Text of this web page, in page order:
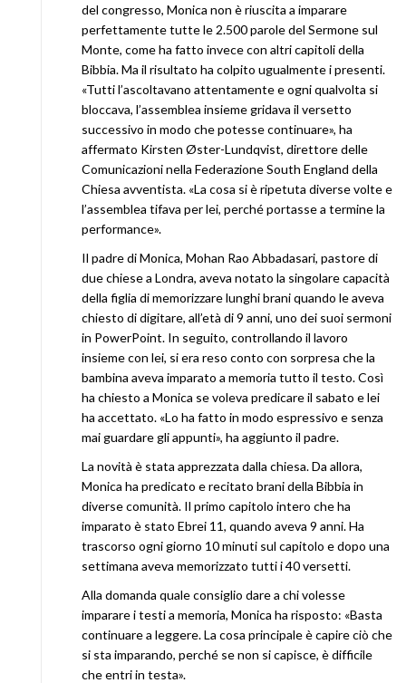
del congresso, Monica non è riuscita a imparare
perfettamente tutte le 2.500 parole del Sermone sul
Monte, come ha fatto invece con altri capitoli della
Bibbia. Ma il risultato ha colpito ugualmente i presenti.
«Tutti l’ascoltavano attentamente e ogni qualvolta si
bloccava, l’assemblea insieme gridava il versetto
successivo in modo che potesse continuare», ha
affermato Kirsten Øster-Lundqvist, direttore delle
Comunicazioni nella Federazione South England della
Chiesa avventista. «La cosa si è ripetuta diverse volte e
l’assemblea tifava per lei, perché portasse a termine la
performance».
Il padre di Monica, Mohan Rao Abbadasari, pastore di
due chiese a Londra, aveva notato la singolare capacità
della figlia di memorizzare lunghi brani quando le aveva
chiesto di digitare, all’età di 9 anni, uno dei suoi sermoni
in PowerPoint. In seguito, controllando il lavoro
insieme con lei, si era reso conto con sorpresa che la
bambina aveva imparato a memoria tutto il testo. Così
ha chiesto a Monica se voleva predicare il sabato e lei
ha accettato. «Lo ha fatto in modo espressivo e senza
mai guardare gli appunti», ha aggiunto il padre.
La novità è stata apprezzata dalla chiesa. Da allora,
Monica ha predicato e recitato brani della Bibbia in
diverse comunità. Il primo capitolo intero che ha
imparato è stato Ebrei 11, quando aveva 9 anni. Ha
trascorso ogni giorno 10 minuti sul capitolo e dopo una
settimana aveva memorizzato tutti i 40 versetti.
Alla domanda quale consiglio dare a chi volesse
imparare i testi a memoria, Monica ha risposto: «Basta
continuare a leggere. La cosa principale è capire ciò che
si sta imparando, perché se non si capisce, è difficile
che entri in testa».